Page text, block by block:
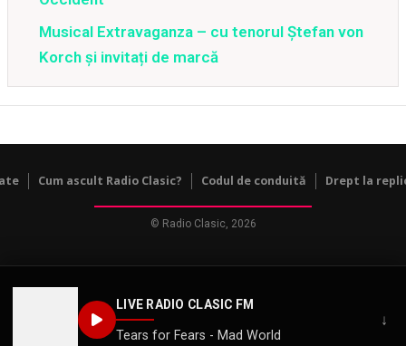
LIVE RADIO CLASIC FM
Tears for Fears - Mad World
↓
Musical Extravaganza – cu tenorul Ștefan von
Korch și invitați de marcă
Cum ascult Radio Clasic? Codul de conduită Drept la
© Radio Clasic, 2026